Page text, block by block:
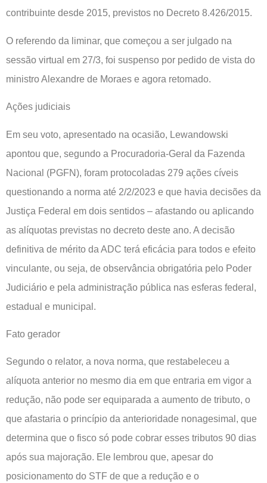
contribuinte desde 2015, previstos no Decreto 8.426/2015.
O referendo da liminar, que começou a ser julgado na
sessão virtual em 27/3, foi suspenso por pedido de vista do
ministro Alexandre de Moraes e agora retomado.
Ações judiciais
Em seu voto, apresentado na ocasião, Lewandowski
apontou que, segundo a Procuradoria-Geral da Fazenda
Nacional (PGFN), foram protocoladas 279 ações cíveis
questionando a norma até 2/2/2023 e que havia decisões da
Justiça Federal em dois sentidos – afastando ou aplicando
as alíquotas previstas no decreto deste ano. A decisão
definitiva de mérito da ADC terá eficácia para todos e efeito
vinculante, ou seja, de observância obrigatória pelo Poder
Judiciário e pela administração pública nas esferas federal,
estadual e municipal.
Fato gerador
Segundo o relator, a nova norma, que restabeleceu a
alíquota anterior no mesmo dia em que entraria em vigor a
redução, não pode ser equiparada a aumento de tributo, o
que afastaria o princípio da anterioridade nonagesimal, que
determina que o fisco só pode cobrar esses tributos 90 dias
após sua majoração. Ele lembrou que, apesar do
posicionamento do STF de que a redução e o